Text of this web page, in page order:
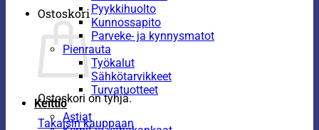
Ostoskori
Ostoskori on tyhjä.
Takaisin kauppaan
Pyykkihuolto
Kunnossapito
Parveke- ja kynnysmatot
Pienrauta
Työkalut
Sähkötarvikkeet
Turvatuotteet
Keittiö
Astiat